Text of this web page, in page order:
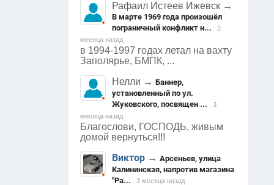
Рафаил Истеев Ижевск →
В марте 1969 года произошёл
пограничный конфликт н...
2
месяца назад
в 1994-1997 годах летал на вахту
Заполярье, БМПК, ...
Нелли →Баннер,
установленный по ул.
Жуковского, посвящен ...
3
месяца назад
Благослови, ГОСПОДЬ, живым
домой вернуться!!!
Виктор →Арсеньев, улица
Калининская, напротив магазина
"Ра...
3 месяца назад